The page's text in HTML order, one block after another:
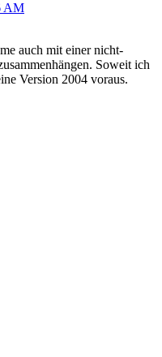
AM
auch mit einer nicht-
Soweit ich
Version 2004 voraus.